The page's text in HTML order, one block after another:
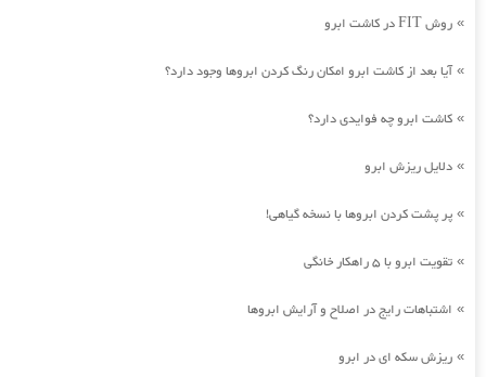
» روش FIT در کاشت ابرو
»آیا بعد از کاشت ابرو امکان رنگ کردن ابروها وجود دارد؟
» کاشت ابرو چه فوایدی دارد؟
» دلایل ریزش ابرو
» پر پشت کردن ابروها با نسخه گیاهی!
» تقویت ابرو با 5 راهکار خانگی
» اشتباهات رایج در اصلاح و آرایش ابروها
» ریزش سکه ای در ابرو